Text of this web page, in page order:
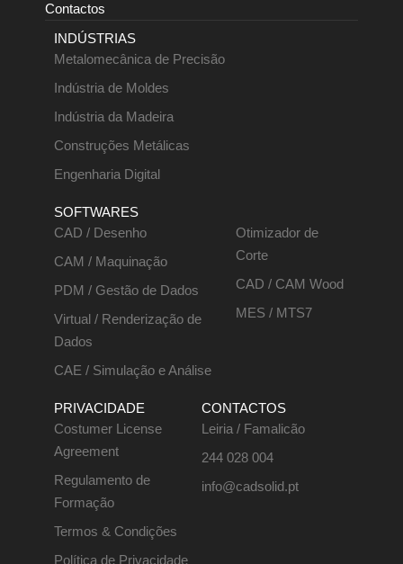
Contactos
INDÚSTRIAS
Metalomecânica de Precisão
Indústria de Moldes
Indústria da Madeira
Construções Metálicas
Engenharia Digital
SOFTWARES
CAD / Desenho
CAM / Maquinação
PDM / Gestão de Dados
Virtual / Renderização de
Dados
CAE / Simulação e Análise
Otimizador de
Corte
CAD / CAM Wood
MES / MTS7
PRIVACIDADE
Costumer License
Agreement
Regulamento de
Formação
Termos & Condições
Política de Privacidade
CONTACTOS
Leiria / Famalicão
244 028 004
info@cadsolid.pt